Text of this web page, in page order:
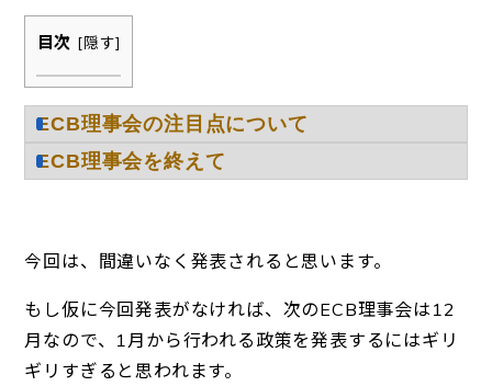
目次 [隠す]
ECB理事会の注目点について
ECB理事会を終えて
今回は、間違いなく発表されると思います。
もし仮に今回発表がなければ、次のECB理事会は12
月なので、1月から行われる政策を発表するにはギリ
ギリすぎると思われます。